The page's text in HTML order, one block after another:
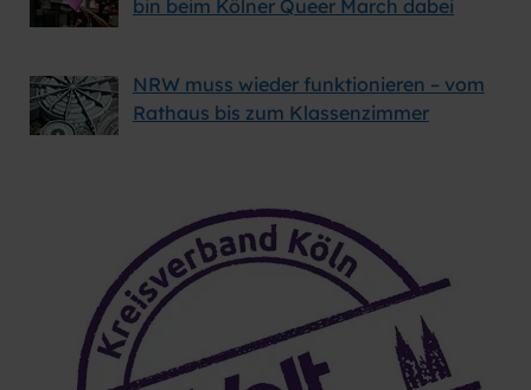
bin beim Kölner Queer March dabei
NRW muss wieder funktionieren – vom
Rathaus bis zum Klassenzimmer
oder dein Partner, Familie, Freunde, Bekannte,
in deinem Umfeld an! Oft sind es nur ein paar
Sätze, die jemanden dazu bewegen, diesen kleinen
Beitrag zur Demokratie zu leisten.
Ausgefüllte Formulare hole ich nach
Absprache gerne persönlich ab oder
senden an den Korber Weg 17, 50767
Köln